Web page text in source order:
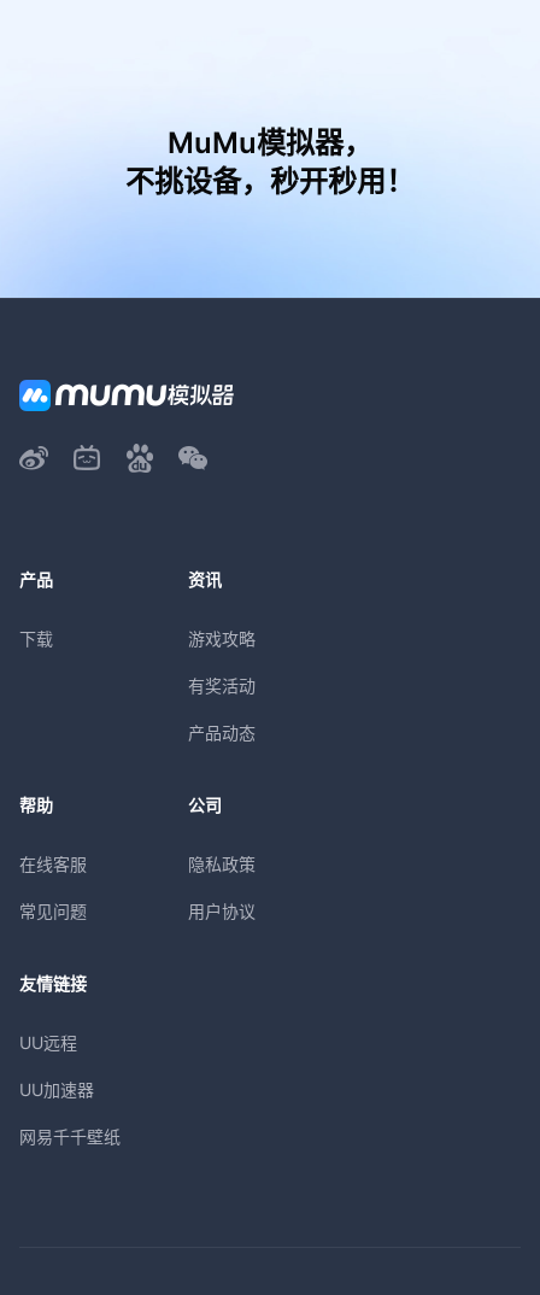
MuMu模拟器，
不挑设备，秒开秒用！
产品
下载
资讯
游戏攻略
有奖活动
产品动态
帮助
在线客服
常见问题
公司
隐私政策
用户协议
友情链接
UU远程
UU加速器
网易千千壁纸